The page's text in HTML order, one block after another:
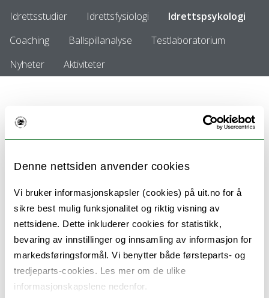
Denne nettsiden anvender cookies
Vi bruker informasjonskapsler (cookies) på uit.no for å
sikre best mulig funksjonalitet og riktig visning av
nettsidene. Dette inkluderer cookies for statistikk,
bevaring av innstillinger og innsamling av informasjon for
markedsføringsformål. Vi benytter både førsteparts- og
tredjeparts-cookies. Les mer om de ulike
informasjonskapslene nedenfor.
Idrettsstudier
Idrettsfysiologi
Idrettspsykologi
Coaching
Ballspillanalyse
Testlaboratorium
Nyheter
Aktiviteter
Idrettspsykologi